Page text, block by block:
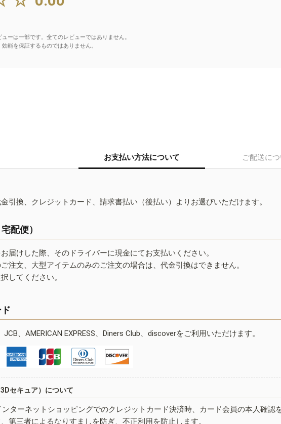
ーは一部です。全てのレビューではありません。
能を保証するものではありません。
お支払い方法について ご配送に
引換、クレジットカード、請求書払い（後払い）よりお選びいただけます。
配便）
届けした際、そのドライバーに現金にてお支払いください。
注文、大型アイテムのみのご注文の場合は、代金引換はできません。
してください。
、AMERICAN EXPRESS、Diners Club、discoverをご利用いただけます。
セキュア）について
ンターネットショッピングでのクレジットカード決済時、カード会員の本人確
第三者によるなりすましを防ぎ、不正利用を防止します。